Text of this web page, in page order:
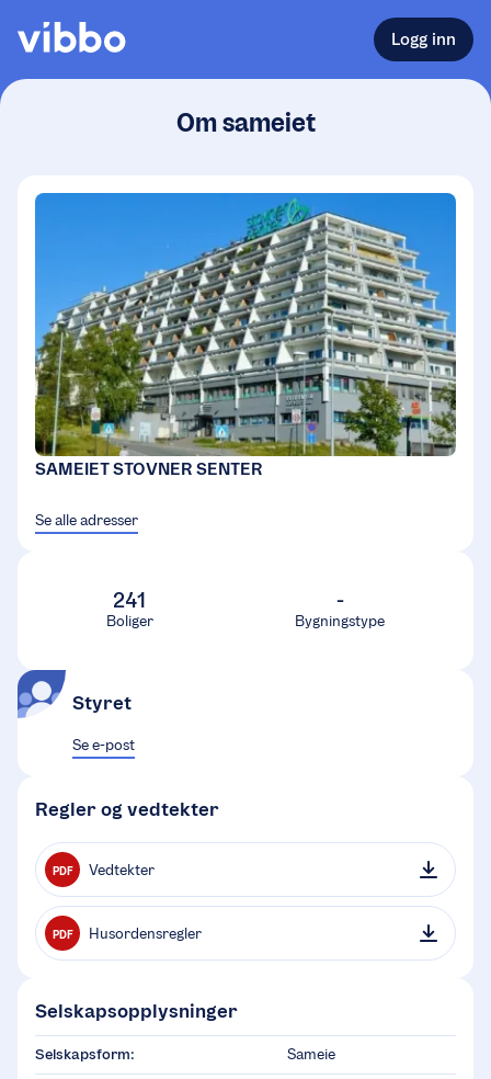
Logg inn
Om sameiet
SAMEIET STOVNER SENTER
Se alle adresser
241
Boliger
-
Bygningstype
Styret
Se e-post
Regler og vedtekter
PDF Vedtekter
PDF Husordensregler
Selskapsopplysninger
Selskapsform: Sameie